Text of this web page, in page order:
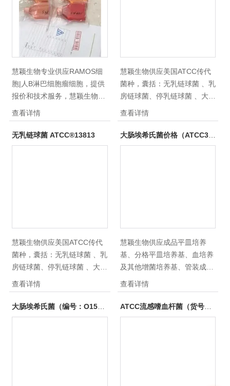
慧颖生物专业供应RAMOS细
胞|人B淋巴细胞瘤细胞，提供
报价和技术服务，慧颖生物细
胞库，品种齐全，*，慧颖生
物诚信服务，欢迎新老客户咨
询购买！
查看详情
慧颖生物供应美国ATCC传代
菌种，囊括：无乳链球菌 、乳
房链球菌、停乳链球菌 、大肠
埃希氏菌、肺炎克雷伯菌、铜
绿假单胞菌、流感嗜血杆菌、
副流感嗜血杆菌、阴沟肠杆
菌、产酸克雷伯菌等。提供3
查看详情
无乳链球菌 ATCC®13813
慧颖生物供应美国ATCC传代
菌种，囊括：无乳链球菌 、乳
房链球菌、停乳链球菌 、大肠
埃希氏菌、肺炎克雷伯菌、铜
绿假单胞菌、流感嗜血杆菌、
副流感嗜血杆菌、阴沟肠杆
菌、产酸克雷伯菌等。提供3
查看详情
大肠埃希氏菌价格（ATCC35218）
慧颖生物供应成品平皿培养
基、分格平皿培养基、血培养
及其他增菌培养基、管装成品
培养基（10支/盒）、染色
液、ATCC菌种、细胞株细胞
系、人AB血清、Gibco原装正
品胎牛血清、Hyclone胎牛血
查看详情
ATCC流感嗜血杆菌（货号：49247）